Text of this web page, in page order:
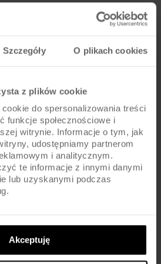
Szczegóły O plikach cookies
z plików cookie
do spersonalizowania treści
funkcje społecznościowe i
witrynie. Informacje o tym, jak
udostępniamy partnerom
i analitycznym.
te informacje z innymi danymi
lub uzyskanymi podczas
Akceptuję
w Flow 5, zapewnia lepszą
regulacji, co jest istotne na
producenta i przymierzyć rower
być lekko ugięta, a pozycja komfortowa.
jest odczuwalna podczas
w Flow 5 mogą lepiej sprawdzić się w
się do jazdy po mieście?